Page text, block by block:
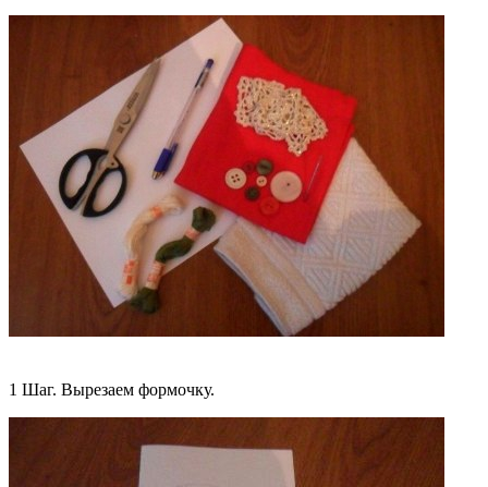
1 Шаг. Вырезаем формочку.